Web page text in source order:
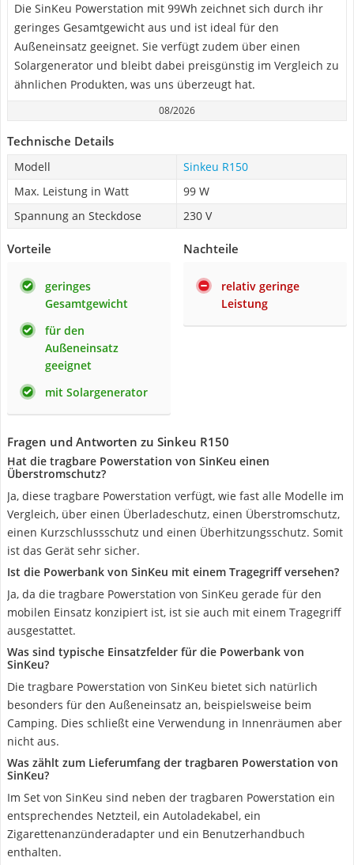
Die SinKeu Powerstation mit 99Wh zeichnet sich durch ihr
geringes Gesamtgewicht aus und ist ideal für den
Außeneinsatz geeignet. Sie verfügt zudem über einen
Solargenerator und bleibt dabei preisgünstig im Vergleich zu
ähnlichen Produkten, was uns überzeugt hat.
08/2026
Technische Details
Modell
Sinkeu R150
Max. Leistung in Watt
99 W
Spannung an Steckdose
230 V
Vorteile
geringes
Gesamtgewicht
für den
Außeneinsatz
geeignet
mit Solargenerator
Nachteile
relativ geringe
Leistung
Fragen und Antworten zu Sinkeu R150
Hat die tragbare Powerstation von SinKeu einen
Überstromschutz?
Ja, diese tragbare Powerstation verfügt, wie fast alle Modelle im
Vergleich, über einen Überladeschutz, einen Überstromschutz,
einen Kurzschlussschutz und einen Überhitzungsschutz. Somit
ist das Gerät sehr sicher.
Ist die Powerbank von SinKeu mit einem Tragegriff versehen?
Ja, da die tragbare Powerstation von SinKeu gerade für den
mobilen Einsatz konzipiert ist, ist sie auch mit einem Tragegriff
ausgestattet.
Was sind typische Einsatzfelder für die Powerbank von
SinKeu?
Die tragbare Powerstation von SinKeu bietet sich natürlich
besonders für den Außeneinsatz an, beispielsweise beim
Camping. Dies schließt eine Verwendung in Innenräumen aber
nicht aus.
Was zählt zum Lieferumfang der tragbaren Powerstation von
SinKeu?
Im Set von SinKeu sind neben der tragbaren Powerstation ein
entsprechendes Netzteil, ein Autoladekabel, ein
Zigarettenanzünderadapter und ein Benutzerhandbuch
enthalten.